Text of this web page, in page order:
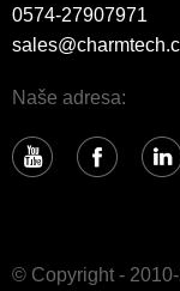
0574-27907971
Naše adresa:
© Copyright -